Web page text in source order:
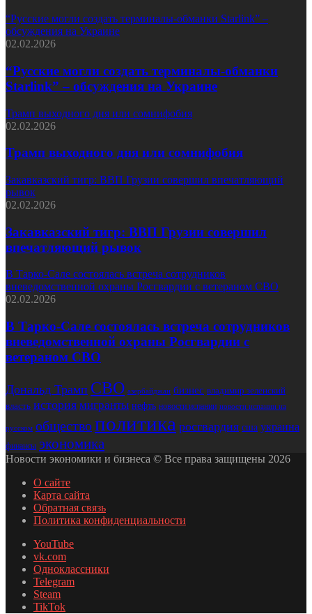
“Русские могли создать терминалы-обманки Starlink” –
обсуждения на Украине
02.02.2026
“Русские могли создать терминалы-обманки
Starlink” – обсуждения на Украине
Трамп выходного дня или сомнифобия
02.02.2026
Трамп выходного дня или сомнифобия
Закавказский тигр: ВВП Грузии совершил впечатляющий
рывок
02.02.2026
Закавказский тигр: ВВП Грузии совершил
впечатляющий рывок
В Тарко-Сале состоялась встреча сотрудников
вневедомственной охраны Росгвардии с ветераном СВО
02.02.2026
В Тарко-Сале состоялась встреча сотрудников
вневедомственной охраны Росгвардии с
ветераном СВО
Дональд Трамп СВО азербайджан бизнес владимир зеленский
власть история мигранты нефть новости испании новости испании на
русском обществополитика росгвардия сша украина
финансы экономика
Новости экономики и бизнеса © Все права защищены 2026
О сайте
Карта сайта
Обратная связь
Политика конфиденциальности
YouTube
vk.com
Одноклассники
Telegram
Steam
TikTok